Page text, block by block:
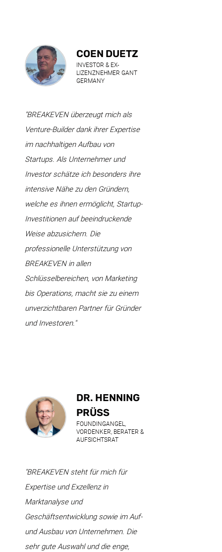
"BREAKEVEN überzeugt mich als
Venture-Builder dank ihrer Expertise
im nachhaltigen Aufbau von
Startups. Als Unternehmer und
Investor schätze ich besonders ihre
intensive Nähe zu den Gründern,
welche es ihnen ermöglicht, Startup-
Investitionen auf beeindruckende
Weise abzusichern. Die
professionelle Unterstützung von
BREAKEVEN in allen
Schlüsselbereichen, von Marketing
bis Operations, macht sie zu einem
unverzichtbaren Partner für Gründer
und Investoren."
COEN DUETZ
INVESTOR & EX-
LIZENZNEHMER GANT
GERMANY
"BREAKEVEN steht für mich für
Expertise und Exzellenz in
Marktanalyse und
Geschäftsentwicklung sowie im Auf-
und Ausbau von Unternehmen. Die
sehr gute Auswahl und die enge,
DR. HENNING
PRÜSS
FOUNDINGANGEL,
VORDENKER, BERATER &
AUFSICHTSRAT